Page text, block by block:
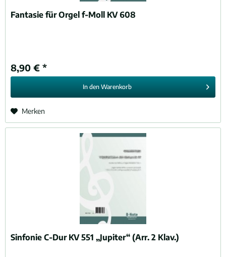
Fantasie für Orgel f-Moll KV 608
8,90 € *
In den Warenkorb
Merken
Sinfonie C-Dur KV 551 „Jupiter“ (Arr. 2 Klav.)